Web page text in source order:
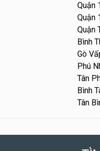
Quận
Quận
Quận
Bình
Gò
Phú
Tân
Bình
Tân